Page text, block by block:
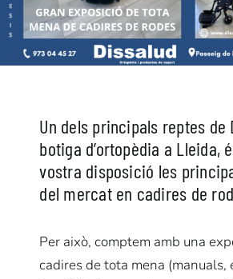
Un dels principals reptes de
botiga d’ortopèdia a Lleida,
vostra disposició les
del mercat en cadires de
Per això, comptem amb una
cadires de tota mena (manuals,